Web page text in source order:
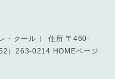
・クール ） 住所 〒460-
）263-0214 HOMEページ